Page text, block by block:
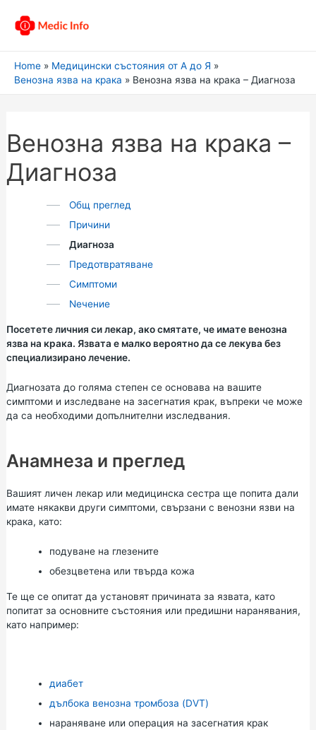
Home
Медицински състояния от А до Я
Венозна язва на крака
Венозна язва на крака – Диагноза
Венозна язва на крака –
Диагноза
Общ преглед
Причини
Диагноза
Предотвратяване
Симптоми
Nечение
Посетете личния си лекар, ако смятате, че имате венозна
язва на крака. Язвата е малко вероятно да се лекува без
специализирано лечение.
Диагнозата до голяма степен се основава на вашите
симптоми и изследване на засегнатия крак, въпреки че може
да са необходими допълнителни изследвания.
Анамнеза и преглед
Вашият личен лекар или медицинска сестра ще попита дали
имате някакви други симптоми, свързани с венозни язви на
крака, като:
подуване на глезените
обезцветена или твърда кожа
Те ще се опитат да установят причината за язвата, като
попитат за основните състояния или предишни наранявания,
като например:
диабет
дълбока венозна тромбоза (DVT)
нараняване или операция на засегнатия крак